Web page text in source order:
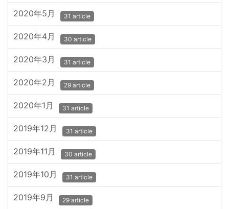
2020年5月 31 article
2020年4月 30 article
2020年3月 31 article
2020年2月 29 article
2020年1月 31 article
2019年12月 31 article
2019年11月 30 article
2019年10月 31 article
2019年9月 29 article